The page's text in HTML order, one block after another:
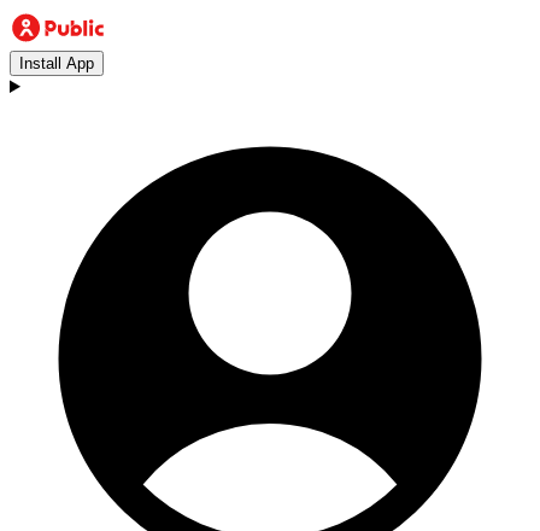
Install App